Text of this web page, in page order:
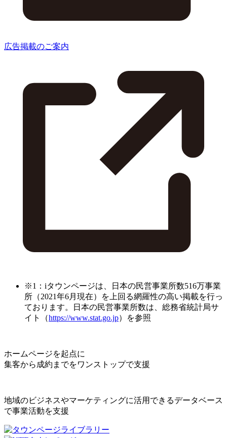
広告掲載のご案内
※1：iタウンページは、日本の民営事業所数516万事業
所（2021年6月現在）を上回る網羅性の高い掲載を行っ
ております。日本の民営事業所数は、総務省統計局サ
イト（https://www.stat.go.jp）を参照
ホームページを起点に
集客から成約までをワンストップで支援
地域のビジネスやマーケティングに活用できるデータベース
で事業活動を支援